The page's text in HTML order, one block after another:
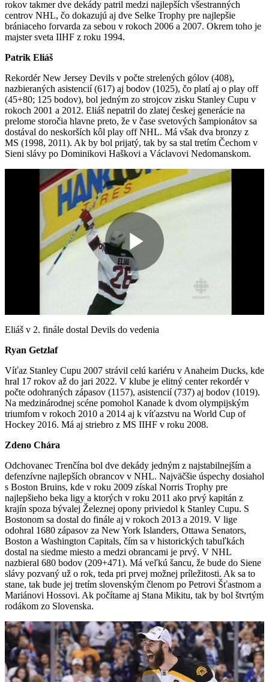
rokov takmer dve dekády patril medzi najlepších všestranných
centrov NHL, čo dokazujú aj dve Selke Trophy pre najlepšie
brániaceho forvarda za sebou v rokoch 2006 a 2007. Okrem toho je
majster sveta IIHF z roku 1994.
Patrik Eliáš
Rekordér New Jersey Devils v počte strelených gólov (408),
nazbieraných asistencií (617) aj bodov (1025), čo platí aj o play off
(45+80; 125 bodov), bol jedným zo strojcov zisku Stanley Cupu v
rokoch 2001 a 2012. Eliáš nepatril do zlatej českej generácie na
prelome storočia hlavne preto, že v čase svetových šampionátov sa
dostával do neskorších kôl play off NHL. Má však dva bronzy z
MS (1998, 2011). Ak by bol prijatý, tak by sa stal tretím Čechom v
Sieni slávy po Dominikovi Haškovi a Václavovi Nedomanskom.
Play
Video
Eliáš v 2. finále dostal Devils do vedenia
Ryan Getzlaf
Víťaz Stanley Cupu 2007 strávil celú kariéru v Anaheim Ducks, kde
hral 17 rokov až do jari 2022. V klube je elitný center rekordér v
počte odohraných zápasov (1157), asistencií (737) aj bodov (1019).
Na medzinárodnej scéne pomohol Kanade k dvom olympijským
triumfom v rokoch 2010 a 2014 aj k víťazstvu na World Cup of
Hockey 2016. Má aj striebro z MS IIHF v roku 2008.
Zdeno Chára
Odchovanec Trenčína bol dve dekády jedným z najstabilnejším a
defenzívne najlepších obrancov v NHL. Najväčšie úspechy dosiahol
s Boston Bruins, kde v roku 2009 získal Norris Trophy pre
najlepšieho beka ligy a ktorých v roku 2011 ako prvý kapitán z
krajín spoza bývalej Železnej opony priviedol k Stanley Cupu. S
Bostonom sa dostal do finále aj v rokoch 2013 a 2019. V lige
odohral 1680 zápasov za New York Islanders, Ottawa Senators,
Boston a Washington Capitals, čím sa v historických tabuľkách
dostal na siedme miesto a medzi obrancami je prvý. V NHL
nazbieral 680 bodov (209+471). Má veľkú šancu, že bude do Siene
slávy pozvaný už o rok, teda pri prvej možnej príležitosti. Ak sa to
stane, tak bude jej tretím slovenským členom po Petrovi Šťastnom a
Mariánovi Hossovi. Ak počítame aj Stana Mikitu, tak by bol štvrtým
rodákom zo Slovenska.